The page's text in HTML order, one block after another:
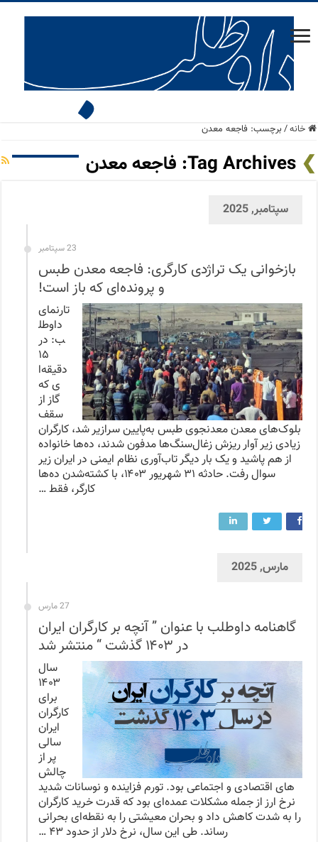
خانه/ برچسب:فاجعه معدن
Tag Archives: فاجعه معدن
سپتامبر, 2025
23 سپتامبر
بازخوانی یک تراژدی کارگری: فاجعه معدن طبس
و پرونده‌ای که باز است!
تارنمای
داوطل
ب: در
۱۵
دقیقه‌ا
ی که
گاز از
سقف
بلوک‌های معدن معدنجوی طبس به‌پایین سرازیر شد، کارگران
زیادی زیر آوار ریزش زغال‌سنگ‌ها مدفون شدند، ده‌ها خانواده
از هم پاشید و یک بار دیگر تاب‌آوری نظام ایمنی در ایران زیر
سوال رفت. حادثه ۳۱ شهریور ۱۴۰۳، با کشته‌شدن ده‌ها
کارگر، فقط …
مارس, 2025
27 مارس
گاهنامه داوطلب با عنوان ” آنچه بر کارگران ایران
در ۱۴۰۳ گذشت “ منتشر شد
سال
۱۴۰۳
برای
کارگران
ایران
سالی
پر از
چالش‌
های اقتصادی و اجتماعی بود. تورم فزاینده و نوسانات شدید
نرخ ارز از جمله مشکلات عمده‌ای بود که قدرت خرید کارگران
را به شدت کاهش داد و بحران معیشتی را به نقطه‌ای بحرانی
رساند. طی این سال، نرخ دلار از حدود ۴۳ …